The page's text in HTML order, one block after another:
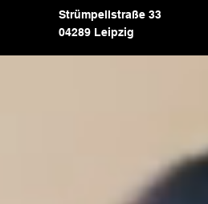
Strümpellstraße 33
04289 Leipzig